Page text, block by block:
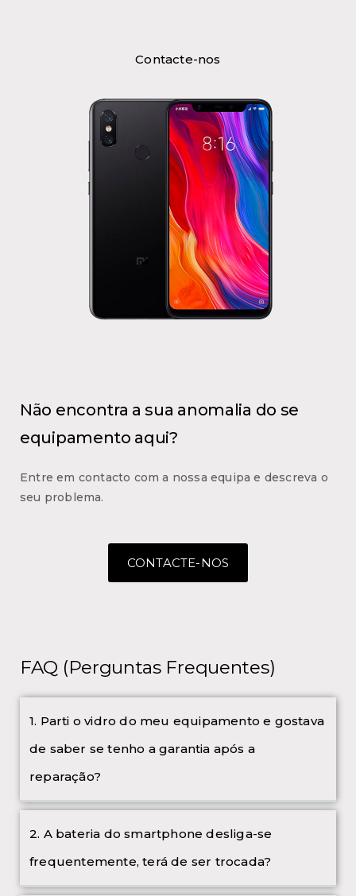
Contacte-nos
Não encontra a sua anomalia do se
equipamento aqui?
Entre em contacto com a nossa equipa e descreva o
seu problema.
CONTACTE-NOS
FAQ (Perguntas Frequentes)
1. Parti o vidro do meu equipamento e gostava
de saber se tenho a garantia após a
reparação?
2. A bateria do smartphone desliga-se
frequentemente, terá de ser trocada?